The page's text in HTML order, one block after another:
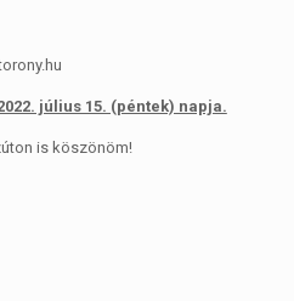
július 15. (péntek) napja.
is köszönöm!